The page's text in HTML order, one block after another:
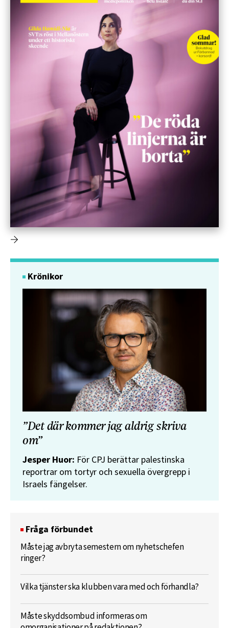
Krönikor
”Det där kommer jag aldrig skriva
om”
Jesper Huor: För CPJ berättar palestinska
reportrar om tortyr och sexuella övergrepp i
Israels fängelser.
Fråga förbundet
Måste jag avbryta semestern om nyhetschefen
ringer?
Vilka tjänster ska klubben vara med och förhandla?
Måste skyddsombud informeras om